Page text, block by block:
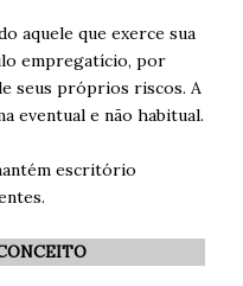
aquele que exerce sua
empregatício, por
seus próprios riscos. A
eventual e não habitual.
escritório